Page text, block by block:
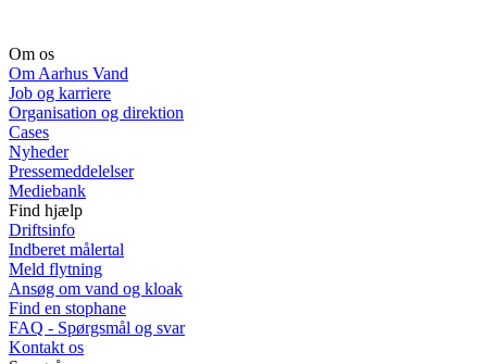
Om os
Om Aarhus Vand
Job og karriere
Organisation og direktion
Cases
Nyheder
Pressemeddelelser
Mediebank
Find hjælp
Driftsinfo
Indberet målertal
Meld flytning
Ansøg om vand og kloak
Find en stophane
FAQ - Spørgsmål og svar
Kontakt os